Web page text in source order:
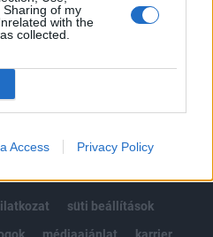
of my
with the
collected.
Access Privacy Policy
BEJELENTKEZÉS
Portfolio
süti beállítások
médiaajánlat karrier